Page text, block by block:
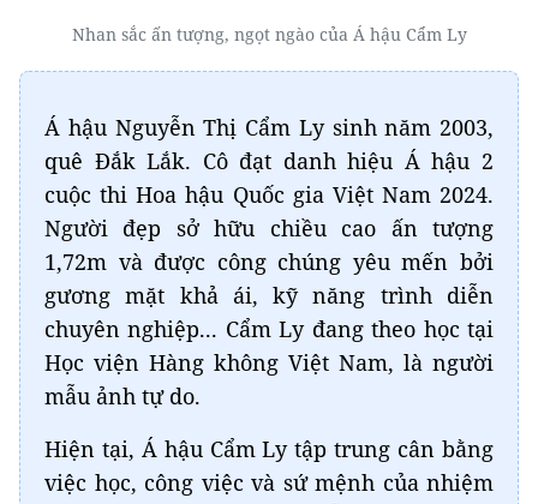
Nhan sắc ấn tượng, ngọt ngào của Á hậu Cẩm Ly
Á hậu Nguyễn Thị Cẩm Ly sinh năm 2003,
quê Đắk Lắk. Cô đạt danh hiệu Á hậu 2
cuộc thi Hoa hậu Quốc gia Việt Nam 2024.
Người đẹp sở hữu chiều cao ấn tượng
1,72m và được công chúng yêu mến bởi
gương mặt khả ái, kỹ năng trình diễn
chuyên nghiệp... Cẩm Ly đang theo học tại
Học viện Hàng không Việt Nam, là người
mẫu ảnh tự do.
Hiện tại, Á hậu Cẩm Ly tập trung cân bằng
việc học, công việc và sứ mệnh của nhiệm